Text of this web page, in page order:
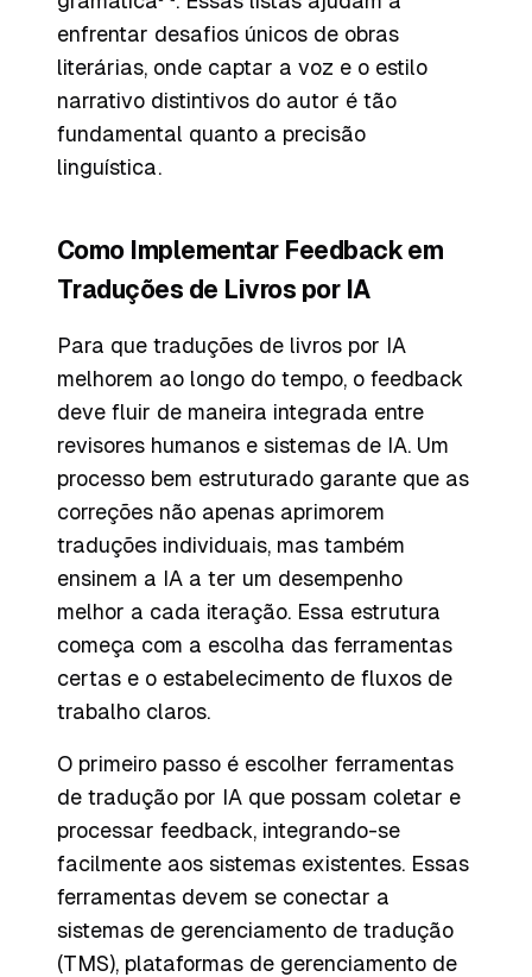
enfrentar desafios únicos de obras
literárias, onde captar a voz e o estilo
narrativo distintivos do autor é tão
fundamental quanto a precisão
linguística.
Como Implementar Feedback em
Traduções de Livros por IA
Para que traduções de livros por IA
melhorem ao longo do tempo, o feedback
deve fluir de maneira integrada entre
revisores humanos e sistemas de IA. Um
processo bem estruturado garante que as
correções não apenas aprimorem
traduções individuais, mas também
ensinem a IA a ter um desempenho
melhor a cada iteração. Essa estrutura
começa com a escolha das ferramentas
certas e o estabelecimento de fluxos de
trabalho claros.
O primeiro passo é escolher ferramentas
de tradução por IA que possam coletar e
processar feedback, integrando-se
facilmente aos sistemas existentes. Essas
ferramentas devem se conectar a
sistemas de gerenciamento de tradução
(TMS), plataformas de gerenciamento de